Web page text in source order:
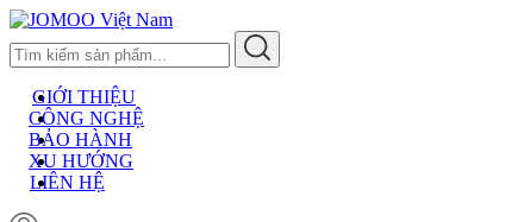
Skip
to
content
GIỚI THIỆU
CÔNG NGHỆ
BẢO HÀNH
XU HƯỚNG
LIÊN HỆ